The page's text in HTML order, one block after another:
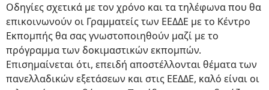
Οδηγίες σχετικά με τον χρόνο και τα τηλέφωνα που θα
επικοινωνούν οι Γραμματείς των ΕΕΔΔΕ με το Κέντρο
Εκπομπής θα σας γνωστοποιηθούν μαζί με το
πρόγραμμα των δοκιμαστικών εκπομπών.
Επισημαίνεται ότι, επειδή αποστέλλονται θέματα των
πανελλαδικών εξετάσεων και στις ΕΕΔΔΕ, καλό είναι οι